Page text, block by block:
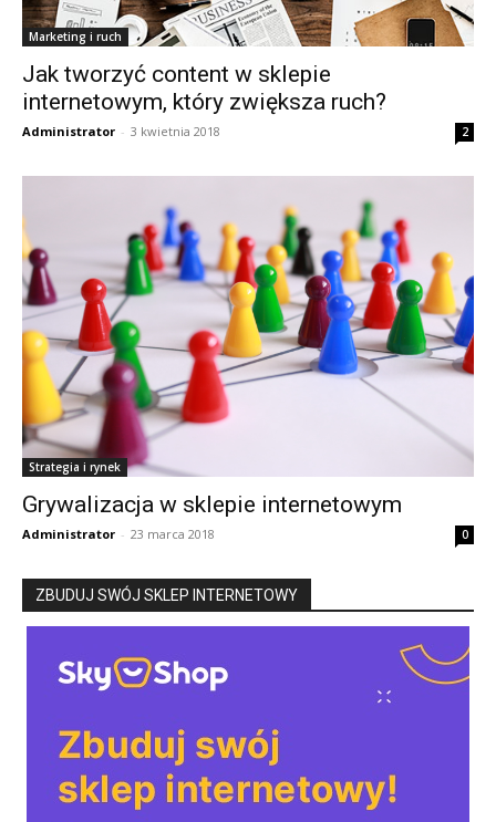
Marketing i ruch
Jak tworzyć content w sklepie
internetowym, który zwiększa ruch?
Administrator - 3 kwietnia 2018 2
Strategia i rynek
Grywalizacja w sklepie internetowym
Administrator - 23 marca 2018 0
ZBUDUJ SWÓJ SKLEP INTERNETOWY